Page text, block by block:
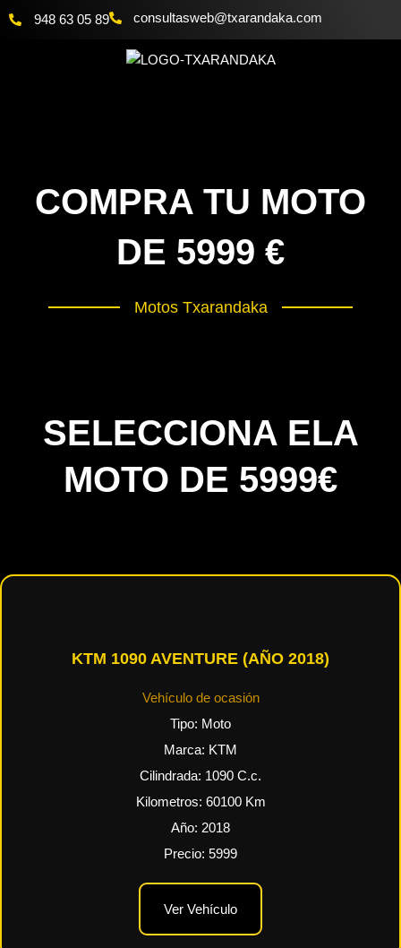
948 63 05 89 moc.akadnaraxt
@bewsatlusnoc
COMPRA TU MOTO
DE 5999 €
Motos Txarandaka
SELECCIONA ELA
MOTO DE 5999€
KTM 1090 AVENTURE (AÑO 2018)
Vehículo de ocasión
Tipo: Moto
Marca: KTM
Cilindrada: 1090 C.c.
Kilometros: 60100Km
Año: 2018
Precio: 5999
Ver Vehículo